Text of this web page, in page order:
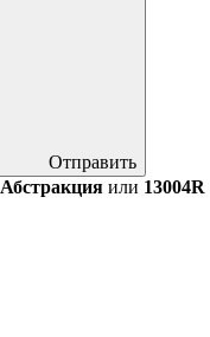
Отправить
Абстракция или 13004R